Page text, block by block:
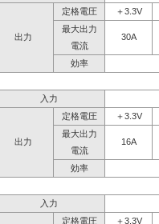
出力
定格電圧 ＋3.3V
最大出力
30A
電流
効率
入力
出力
定格電圧 ＋3.3V
最大出力
16A
電流
効率
入力
定格電圧
＋3.3V